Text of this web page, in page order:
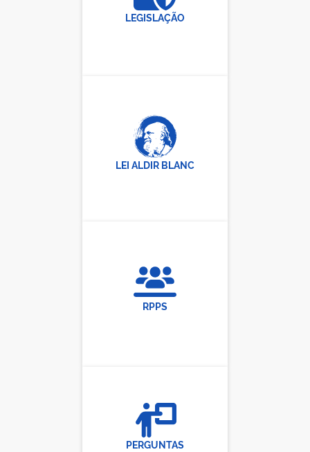
LEGISLAÇÃO
LEI ALDIR BLANC
RPPS
PERGUNTAS